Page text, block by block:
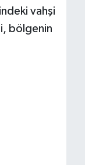
vahşi
bölgenin